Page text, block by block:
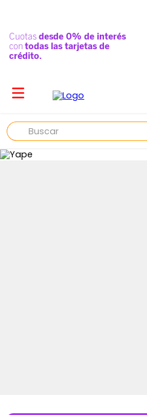
Buscar